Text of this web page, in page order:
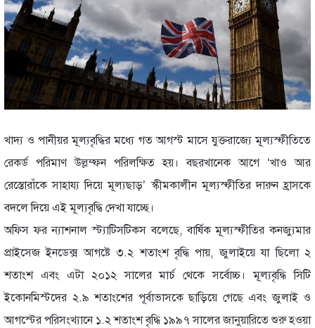
খাদ্য ও পানীয়র মূল্যবৃদ্ধির মধ্যে গত আগস্ট মাসে যুক্তরাজ্যে মূল্যস্ফীতিতে
রেকর্ড পরিমাণ উল্লম্ফন পরিলক্ষিত হয়। বছরখানেক আগে ‘খাও আর
রেস্তোরাঁকে সাহায্য দিয়ে মূল্যছাড়’ স্কীমকালীন মূল্যস্ফীতির দারুন হ্রাসকে
বদলে দিয়ে এই মূল্যবৃদ্ধি দেখা যাচ্ছে।
অফিস ফর ন্যাশনাল স্ট্যাটিসটিকস বলেছে, বার্ষিক মূল্যস্ফীতির কনজ্যুমার
প্রাইসেজ ইনডেক্স আগষ্টে ৩.২ শতাংশ বৃদ্ধি পায়, জুলাইয়ে যা ছিলো ২
শতাংশ এবং এটা ২০১২ সালের মার্চ থেকে সর্বোচ্চ। মূল্যবৃদ্ধি সিটি
ইকোনমিস্টদের ২.৯ শতাংশের পূর্বাভাসকে ছাড়িয়ে গেছে এবং জুলাই ও
আগস্টের পরিসংখ্যানে ১.২ শতাংশ বৃদ্ধি ১৯৯৭ সালের জানুয়ারিতে শুরু হওয়া